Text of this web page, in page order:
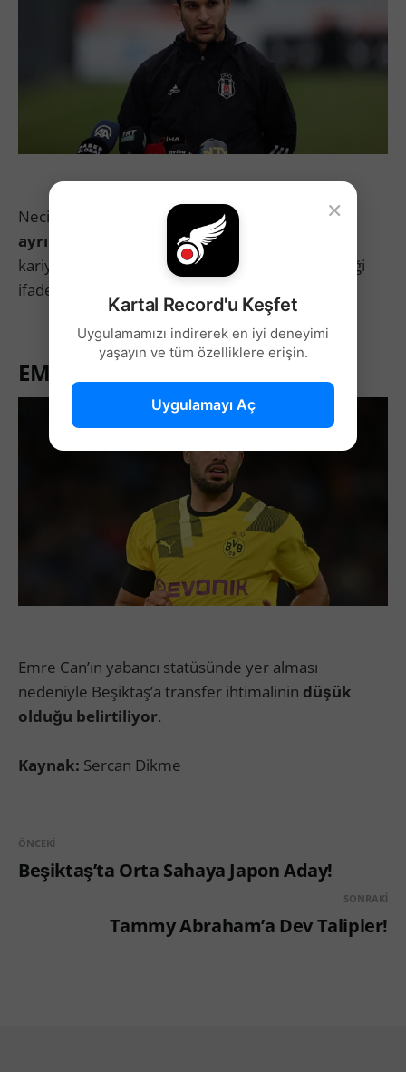
Necip Uysal’ın devre arasında Beşiktaş’tan
ayrılması beklenmiyor.Tecrübeli oyuncunun
kariyeriyle ilgili kararını ilerleyen süreçte vereceği
ifade ediliyor.
EMRE CAN İHTİMALİ DÜŞÜK
Emre Can’ın yabancı statüsünde yer alması
nedeniyle Beşiktaş’a transfer ihtimalinin düşük
olduğu belirtiliyor.
Kaynak: Sercan Dikme
ÖNCEKI
Beşiktaş’ta Orta Sahaya Japon Aday!
SONRAKI
Tammy Abraham’a Dev Talipler!
×
Kartal Record'u Keşfet
Uygulamamızı indirerek en iyi deneyimi
yaşayın ve tüm özelliklere erişin.
Uygulamayı Aç